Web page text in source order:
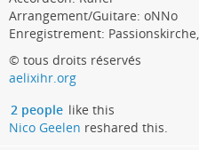
Arrangement/Guitare: oNNo
Enregistrement:
© tous droits réservés
aelixihr.org
2 people like this
Nico Geelen reshared this.